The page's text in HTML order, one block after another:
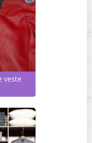
veste